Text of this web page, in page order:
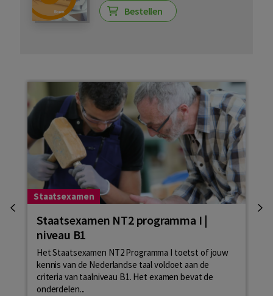
Bestellen
Staatsexamen
Staatsexamen NT2 programma I |
niveau B1
Het Staatsexamen NT2 Programma I toetst of jouw
kennis van de Nederlandse taal voldoet aan de
criteria van taalniveau B1. Het examen bevat de
onderdelen...